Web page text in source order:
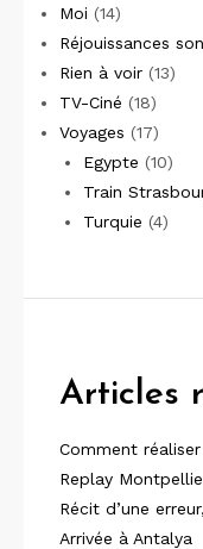
Moi (14)
Réjouissances
Rien à voir (13)
TV-Ciné (18)
Voyages (17)
Egypte (10)
Train
Turquie (4)
Articles
Comment
Replay
Récit d’une
Arrivée à Antalya